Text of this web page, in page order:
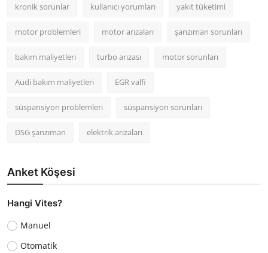
kronik sorunlar kullanıcı yorumları yakıt tüketimi
motor problemleri motor arızaları şanzıman sorunları
bakım maliyetleri turbo arızası motor sorunları
Audi bakım maliyetleri EGR valfi
süspansiyon problemleri süspansiyon sorunları
DSG şanzıman elektrik arızaları
Anket Köşesi
Hangi Vites?
Manuel
Otomatik